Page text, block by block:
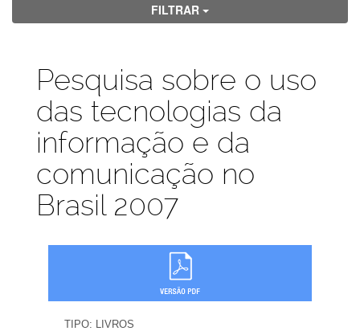
FILTRAR
Publicações
Pesquisa sobre o uso
das tecnologias da
informação e da
comunicação no
Brasil 2007
TIPO: LIVROS